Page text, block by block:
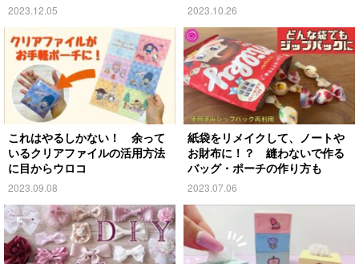
2023.12.05 2023.10.26
これはやるしかない！ 余って
いるクリアファイルの活用方法
に目からウロコ
2023.09.08
紙袋をリメイクして、ノートや
お財布に！？ 縫わないで作る
バッグ・ポーチの作り方も
2023.07.06